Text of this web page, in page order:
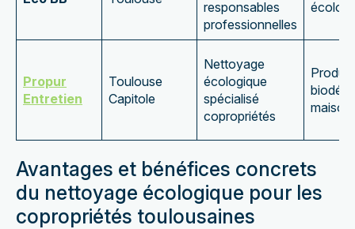
responsables
professionnelles
Propur
Entretien
Toulouse
Capitole
Nettoyage
écologique
spécialisé
copropriétés
maison
Avantages et bénéfices concrets
du nettoyage écologique pour les
copropriétés toulousaines